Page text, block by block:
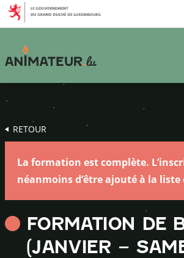
Aller
au
menu
principal
Aller
au
contenu
Aller
au
pied
page
RETOUR
La formation est complète.
néanmoins d’être ajouté à la liste
FORMATION DE
(JANVIER –